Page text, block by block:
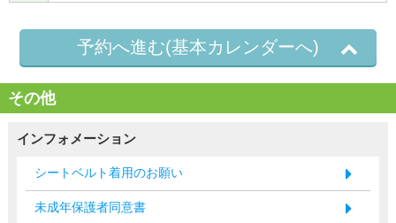
予約へ進む(基本カレンダーへ)
その他
インフォメーション
シートベルト着用のお願い
未成年保護者同意書